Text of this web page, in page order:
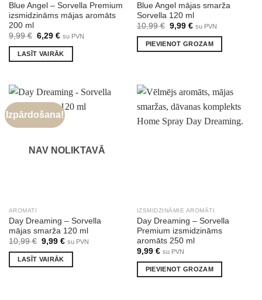
Blue Angel – Sorvella Premium
izsmidzināms mājas aromāts
200 ml
9,99€ Original
was:
9,99 €.
6,29 €Current
is:
6,29 €.
su PVN
LASĪT VAIRĀK
Blue Angel mājas smarža
Sorvella 120 ml
10,99€ Original
was:
10,99 €.
9,99 €Current
is:
9,99 €.
su PVN
PIEVIENOT GROZAM
Izpārdošana!
NAV NOLIKTAVĀ
AROMATI
Day Dreaming – Sorvella
mājas smarža 120 ml
10,99€ Original
was:
10,99 €.
9,99 €Current
su PVN
LASĪT VAIRĀK
IZSMIDZINĀMIE AROMĀTI
Day Dreaming – Sorvella
Premium izsmidzināms
aromāts 250 ml
9,99 € su PVN
PIEVIENOT GROZAM